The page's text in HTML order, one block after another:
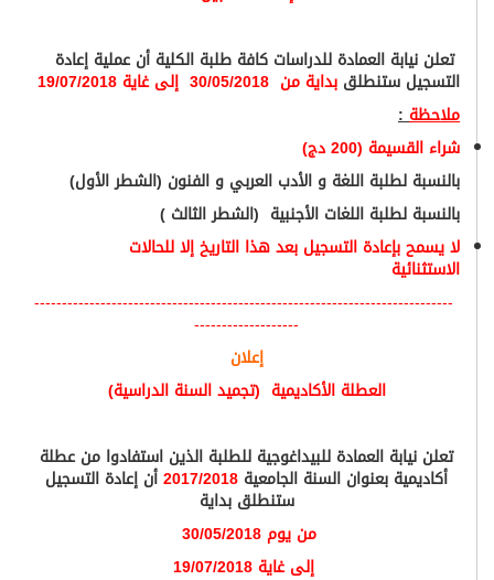
تعلن نيابة العمادة للدراسات كافة طلبة الكلية أن عملية إعادة
التسجيل ستنطلق بداية من 30/05/2018 إلى غاية 19/07/2018
ملاحظة:
شراء القسيمة (200 دج)
بالنسبة لطلبة اللغة و الأدب العربي و الفنون (الشطر الأول)
بالنسبة لطلبة اللغات الأجنبية (الشطر الثالث )
لا يسمح بإعادة التسجيل بعد هذا التاريخ إلا للحالات
الاستثنائية
----------------------------------------------------------------------------
-------------------
إعلان
العطلة الأكاديمية (تجميد السنة الدراسية)
تعلن نيابة العمادة للبيداغوجية للطلبة الذين استفادوا من عطلة
أكاديمية بعنوان السنة الجامعية 2017/2018أن إعادة التسجيل
ستنطلق بداية
من يوم 30/05/2018
إلى غاية 19/07/2018